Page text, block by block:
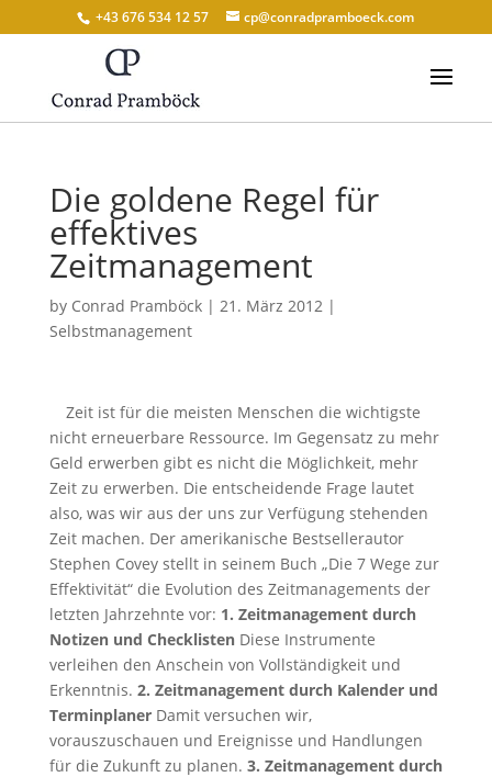
+43 676 534 12 57 cp@conradpramboeck.com
Die goldene Regel für
effektives
Zeitmanagement
by Conrad Pramböck| 21. März 2012|
Selbstmanagement
Zeit ist für die meisten Menschen die wichtigste
nicht erneuerbare Ressource. Im Gegensatz zu mehr
Geld erwerben gibt es nicht die Möglichkeit, mehr
Zeit zu erwerben. Die entscheidende Frage lautet
also, was wir aus der uns zur Verfügung stehenden
Zeit machen. Der amerikanische Bestsellerautor
Stephen Covey stellt in seinem Buch „Die 7 Wege zur
Effektivität“ die Evolution des Zeitmanagements der
letzten Jahrzehnte vor: 1. Zeitmanagement durch
Notizen und Checklisten Diese Instrumente
verleihen den Anschein von Vollständigkeit und
Erkenntnis. 2. Zeitmanagement durch Kalender und
Terminplaner Damit versuchen wir,
vorauszuschauen und Ereignisse und Handlungen
für die Zukunft zu planen. 3. Zeitmanagement durch